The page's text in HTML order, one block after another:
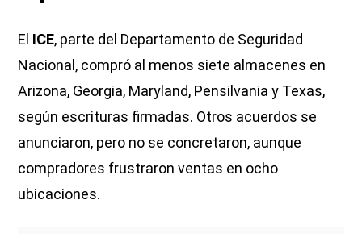
El ICE, parte del Departamento de Seguridad
Nacional, compró al menos siete almacenes en
Arizona, Georgia, Maryland, Pensilvania y Texas,
según escrituras firmadas. Otros acuerdos se
anunciaron, pero no se concretaron, aunque
compradores frustraron ventas en ocho
ubicaciones.